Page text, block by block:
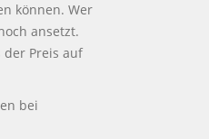
können. Wer
ansetzt.
der Preis auf
bei